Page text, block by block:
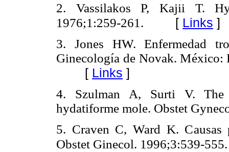
2. Vassilakos P, Kajii T.
1976;1:259-261.
[ Links ]
3. Jones HW. Enfermedad
Ginecología de Novak. México:
[ Links ]
4. Szulman A, Surti V.
hydatiforme mole. Obstet
5. Craven C, Ward K. Causas
Obstet Ginecol. 1996;3:539-555.